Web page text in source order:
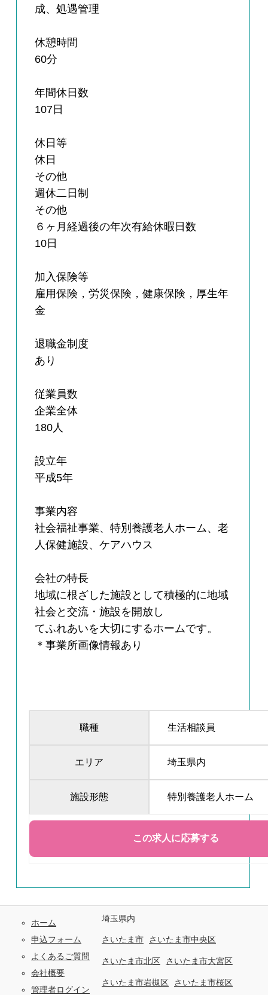
成、処遇管理
休憩時間
60分
年間休日数
107日
休日等
休日
その他
週休二日制
その他
６ヶ月経過後の年次有給休暇日数
10日
加入保険等
雇用保険，労災保険，健康保険，厚生年
金
退職金制度
あり
従業員数
企業全体
180人
設立年
平成5年
事業内容
社会福祉事業、特別養護老人ホーム、老
人保健施設、ケアハウス
会社の特長
地域に根ざした施設として積極的に地域
社会と交流・施設を開放し
てふれあいを大切にするホームです。
＊事業所画像情報あり
職種 生活相談員
エリア 埼玉県内
施設形態 特別養護老人ホーム
ホーム
申込フォーム
よくあるご質問
会社概要
管理者ログイン
埼玉県内
さいたま市 さいたま市中央区
さいたま市北区 さいたま市大宮区
さいたま市岩槻区 さいたま市桜区